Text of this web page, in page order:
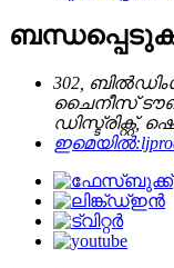
302,
ചൈനീസ് ടൗൺ
ഡിസ്ട്രിക്റ്റ്,
ഇമെയിൽ: